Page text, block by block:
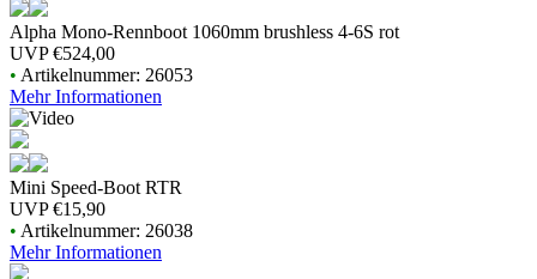
Alpha Mono-Rennboot 1060mm brushless 4-6S rot
UVP€524,00
• Artikelnummer: 26053
Mehr Informationen
Mini Speed-Boot RTR
UVP€15,90
• Artikelnummer: 26038
Mehr Informationen